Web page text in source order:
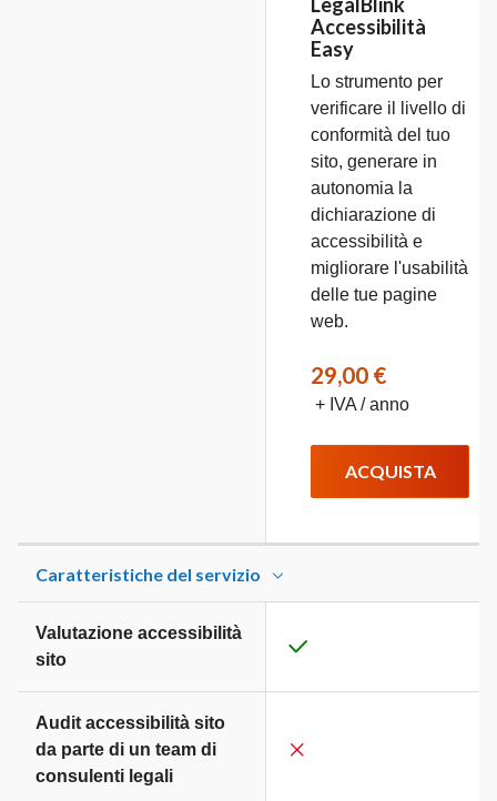
Accessibilità
Easy
Lo strumento per
verificare il livello di
conformità del tuo
sito, generare in
autonomia la
dichiarazione di
accessibilità e
migliorare l'usabilità
delle tue pagine
web.
29,00 €
+ IVA / anno
ACQUISTA
Caratteristiche del servizio
Valutazione accessibilità
sito
Audit accessibilità sito
da parte di un team di
consulenti legali